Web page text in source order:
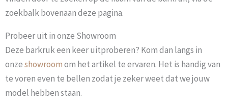
zoekbalk bovenaan deze pagina.
Probeer uit in onze Showroom
Deze barkruk een keer uitproberen? Kom dan langs in
onzeshowroomom het artikel te ervaren. Het is handig van
te voren even te bellen zodat je zeker weet dat we jouw
model hebben staan.